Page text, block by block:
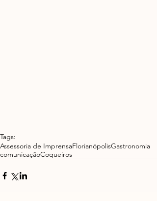
Tags:
Assessoria de ImprensaFlorianópolisGastronomia
comunicaçãoCoqueiros